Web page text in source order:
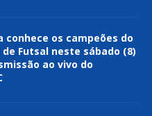
conhece os campeões do
Futsal neste sábado (8)
ao vivo do